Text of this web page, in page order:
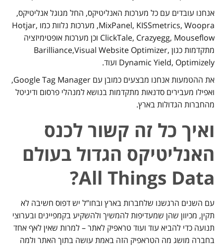
אנחנו עובדים עם כל מערכות האנליטיקס, החל מגוגל אנליטיקס,
MixPanel, KISSmetrics, Woopra, מערכות נלוות כמו Hotjar,
ClickTale, Crazyegg, Mouseflow וכן מערכות אופטימיזציה
מתקדמות כגון Barilliance,Visual Website Optimizer,
Dynamic Yield, Optimizely ועוד.
את ההטמעות אנחנו מבצעים כמובן עם Google Tag Manager,
ואפילו מעבירים סדנאות מתקדמות בנושא למנהלי פרסום ודיגיטל
מהחברות הגדולות בארץ.
ואיך כל זה קשור לכנס
האנליטיקס הגדול בעולם
All Things Data
?
עם השנים הרגשנו שלחברות בארץ ובחו”ל יש דפוס חשיבה לא
תקין, מכיוון שהן שמעדיפות להמשיך ולהשקיע בקמפיינים ובערוצי
תנועה כדי להביא עוד ועוד טראפיק לאתר – למרות שאין לאף אחד
בחברה מושג מה הטראפיק הזה באמת עושה בתוך האתר ולמה